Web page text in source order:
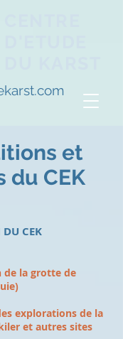
et
du CEK
CEK
de la grotte de
explorations de la
et autres sites